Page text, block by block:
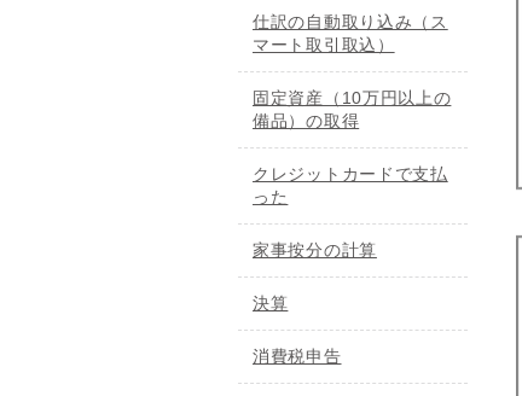
仕訳の自動取り込み（ス
マート取引取込）
固定資産（10万円以上の
備品）の取得
クレジットカードで支払
った
家事按分の計算
決算
消費税申告